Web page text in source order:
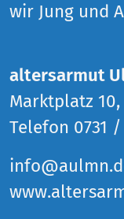
wir Jung und
altersarmut
Marktplatz
Telefon 0731 /